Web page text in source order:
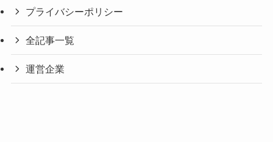
プライバシーポリシー
全記事一覧
運営企業